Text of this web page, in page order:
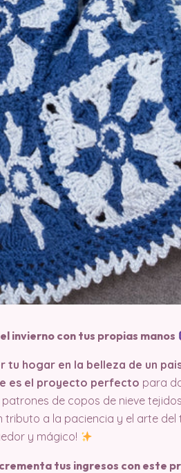
invierno con tus propias manos
tu hogar en la belleza de un
es el proyecto perfecto para
de copos de nieve
tributo a la paciencia y el arte
y mágico!
tus ingresos con este